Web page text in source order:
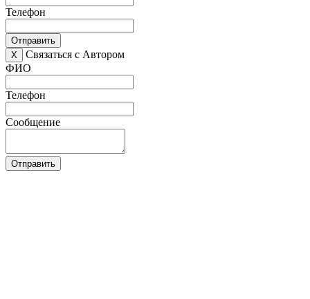
Телефон
Отправить
X
Связаться с Автором
ФИО
Телефон
Сообщение
Отправить